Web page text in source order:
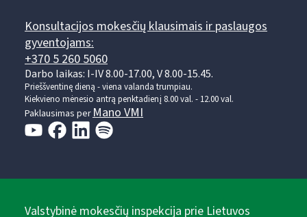
Konsultacijos mokesčių klausimais ir paslaugos
gyventojams:
+370 5 260 5060
Darbo laikas: I-IV 8.00-17.00, V 8.00-15.45.
Prieššventinę dieną - viena valanda trumpiau.
Kiekvieno mėnesio antrą penktadienį 8.00 val. - 12.00 val.
Paklausimas perMano VMI
Valstybinė mokesčių inspekcija prie Lietuvos